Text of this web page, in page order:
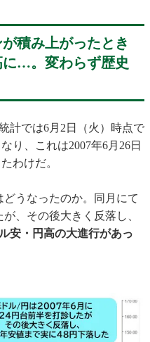
積み上がったとき
に…。変わらず歴史
計では6月2日（火）時点で
り、これは2007年6月26日
わけだ。
うなったのか。同月にて
、その後大きく反落し、
安・円高の大進行があっ